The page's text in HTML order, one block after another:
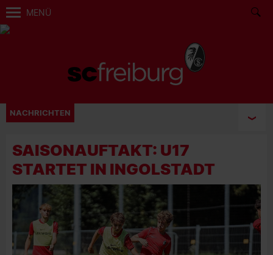
MENÜ
NACHRICHTEN
SAISONAUFTAKT: U17
STARTET IN INGOLSTADT